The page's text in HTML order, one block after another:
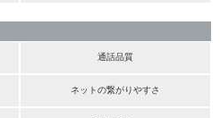
通話品質
ネットの繋がりやすさ